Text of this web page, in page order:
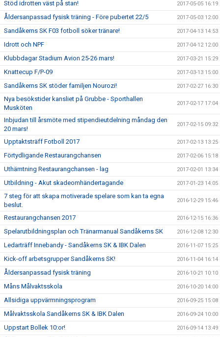
Stöd idrotten väst på stan! 2017-05-05 16:19
Åldersanpassad fysisk träning - Före pubertet 22/5 2017-05-03 12:00
Sandåkerns SK F03 fotboll söker tränare! 2017-04-13 14:53
Idrott och NPF 2017-04-12 12:00
Klubbdagar Stadium Avion 25-26 mars! 2017-03-21 15:29
Knattecup F/P-09 2017-03-13 15:00
Sandåkerns SK stöder familjen Nourozi! 2017-02-27 16:30
Nya besökstider kansliet på Grubbe - Sporthallen
Musköten
2017-02-17 17:04
Inbjudan till årsmöte med stipendieutdelning måndag den
20 mars!
2017-02-15 09:32
Upptaktsträff Fotboll 2017 2017-02-13 13:25
Förtydligande Restaurangchansen 2017-02-06 15:18
Uthämtning Restaurangchansen - lag 2017-02-01 13:34
Utbildning - Akut skadeomhändertagande 2017-01-23 14:05
7 steg för att skapa motiverade spelare som kan ta egna
beslut.
2016-12-29 15:46
Restaurangchansen 2017 2016-12-15 16:36
Spelarutbildningsplan och Tränarmanual Sandåkerns SK 2016-12-08 12:30
Ledarträff Innebandy - Sandåkerns SK & IBK Dalen 2016-11-07 15:25
Kick-off arbetsgrupper Sandåkerns SK! 2016-11-04 16:14
Åldersanpassad fysisk träning 2016-10-21 10:10
Måns Målvaktsskola 2016-10-20 14:00
Allsidiga uppvärmningsprogram 2016-09-25 15:08
Målvaktsskola Sandåkerns SK & IBK Dalen 2016-09-24 10:00
Uppstart Bollek 10:or! 2016-09-14 13:49